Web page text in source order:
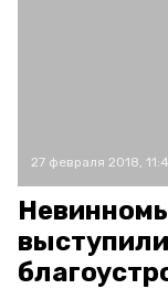
27 февраля 2018,